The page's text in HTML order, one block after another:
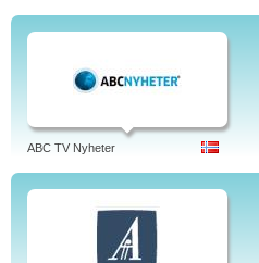
ABC TV Nyheter